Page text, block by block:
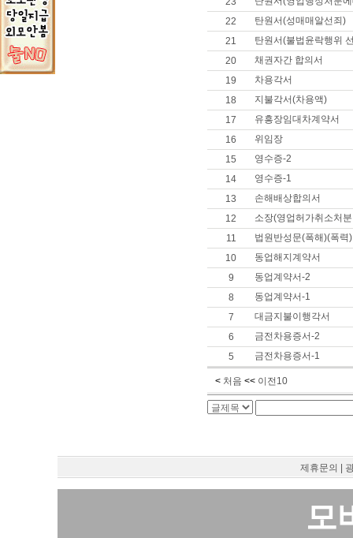
22
탄원서(성매매알선죄)
21
탄원서(불법윤락행위
20
채권자간 합의서
19
차용각서
18
지불각서(차용액)
17
유흥장임대차계약서
16
위임장
15
영수증-2
14
영수증-1
13
손해배상합의서
12
소장(영업허가취소처
11
법원반성문(폭해)(폭력)
10
동업해지계약서
9
동업계약서-2
8
동업계약서-1
7
대금지불이행각서
6
금전차용증서-2
5
금전차용증서-1
< 처음 << 이전10
제휴문의
모